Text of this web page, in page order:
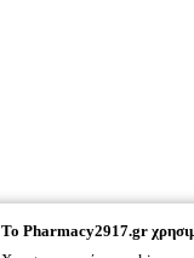
To Pharmacy2917.gr